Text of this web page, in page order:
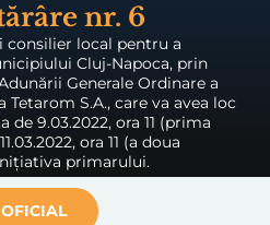
nr. 6
consilier local pentru a
Cluj-Napoca, prin
Generale Ordinare a
S.A., care va avea loc
9.03.2022, ora 11 (prima
ora 11 (a doua
primarului.